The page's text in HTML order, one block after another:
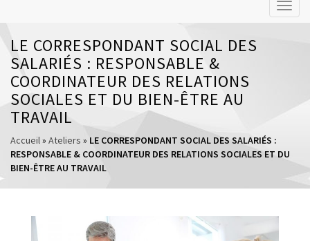
LE CORRESPONDANT SOCIAL DES
SALARIÉS : RESPONSABLE &
COORDINATEUR DES RELATIONS
SOCIALES ET DU BIEN-ÊTRE AU
TRAVAIL
Accueil» Ateliers » LE CORRESPONDANT SOCIAL DES SALARIÉS :
RESPONSABLE & COORDINATEUR DES RELATIONS SOCIALES ET DU
BIEN-ÊTRE AU TRAVAIL